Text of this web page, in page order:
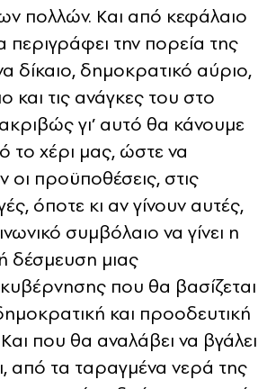
πολλών. Και από κεφάλαιο
περιγράφει την πορεία της
δίκαιο, δημοκρατικό αύριο,
και τις ανάγκες του στο
γι’ αυτό θα κάνουμε
το χέρι μας, ώστε να
προϋποθέσεις, στις
όποτε κι αν γίνουν αυτές,
συμβόλαιο να γίνει η
δέσμευση μιας
που θα βασίζεται
και προοδευτική
που θα αναλάβει να βγάλει
από τα ταραγμένα νερά της